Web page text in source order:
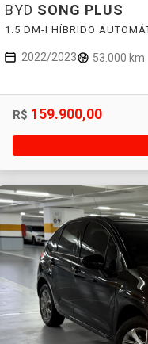
BYD SONG PLUS
1.5 DM-I HÍBRIDO
2022/2023 53.000 km
R$ 159.900,00